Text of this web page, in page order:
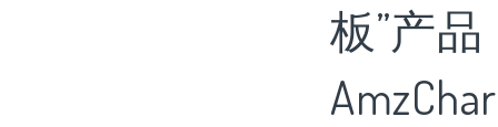
板”产